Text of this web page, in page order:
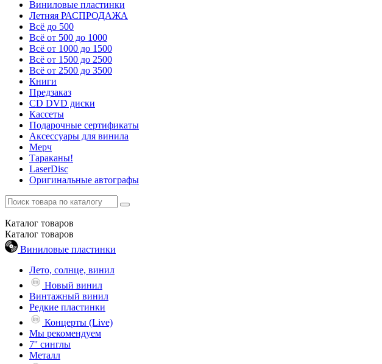
Виниловые пластинки
Летняя РАСПРОДАЖА
Всё до 500
Всё от 500 до 1000
Всё от 1000 до 1500
Всё от 1500 до 2500
Всё от 2500 до 3500
Книги
Предзаказ
CD DVD диски
Кассеты
Подарочные сертификаты
Аксессуары для винила
Мерч
Тараканы!
LaserDisc
Оригинальные автографы
Каталог товаров
Каталог товаров
Виниловые пластинки
Лето, солнце, винил
Новый винил
Винтажный винил
Редкие пластинки
Концерты (Live)
Мы рекомендуем
7'' синглы
Металл